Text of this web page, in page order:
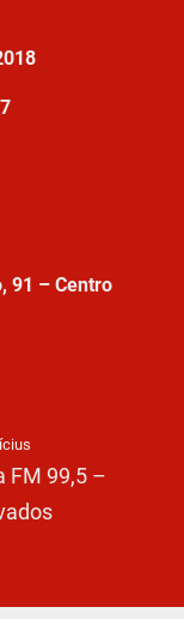
91 – Centro
FM 99,5 –